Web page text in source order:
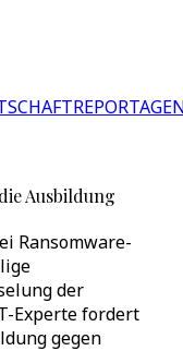
Ausbildung
Ransomware-
der
Experte fordert
gegen